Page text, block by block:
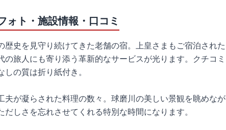
ォト・施設情報・口コミ
史を見守り続けてきた老舗の宿。上皇さまもご宿泊された
旅人にも寄り添う革新的なサービスが光ります。クチコミ
の質は折り紙付き。
夫が凝らされた料理の数々。球磨川の美しい景観を眺めなが
しさを忘れさせてくれる特別な時間になります。